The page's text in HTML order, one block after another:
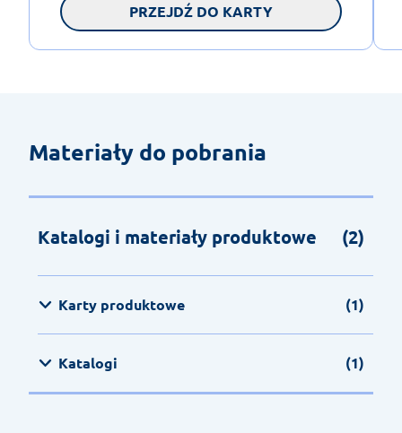
PRZEJDŹ DO KARTY
Materiały do pobrania
Katalogi i materiały produktowe (2)
Karty produktowe (1)
Katalogi (1)